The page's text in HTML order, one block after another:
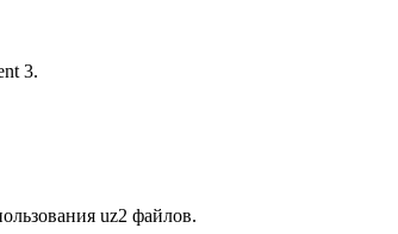
3.
uz2 файлов.